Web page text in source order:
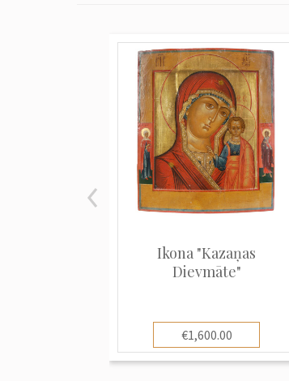
Ikona "Kazaņas
Dievmāte"
€1,600.00